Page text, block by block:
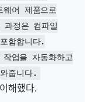
어 제품으로
정은 컴파일
함합니다.
업을 자동화하고
줍니다.
해했다.